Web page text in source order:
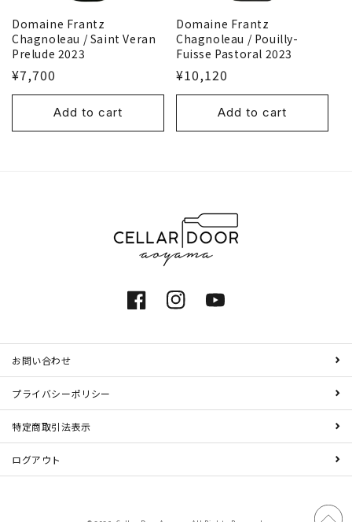
Domaine Frantz
Chagnoleau / Saint Veran
Prelude 2023
¥7,700
Add to cart
Domaine Frantz
Chagnoleau / Pouilly-
Fuisse Pastoral 2023
¥10,120
Add to cart
FacebookInstagramYouTube
お問い合わせ
プライバシーポリシー
特定商取引法表示
ログアウト